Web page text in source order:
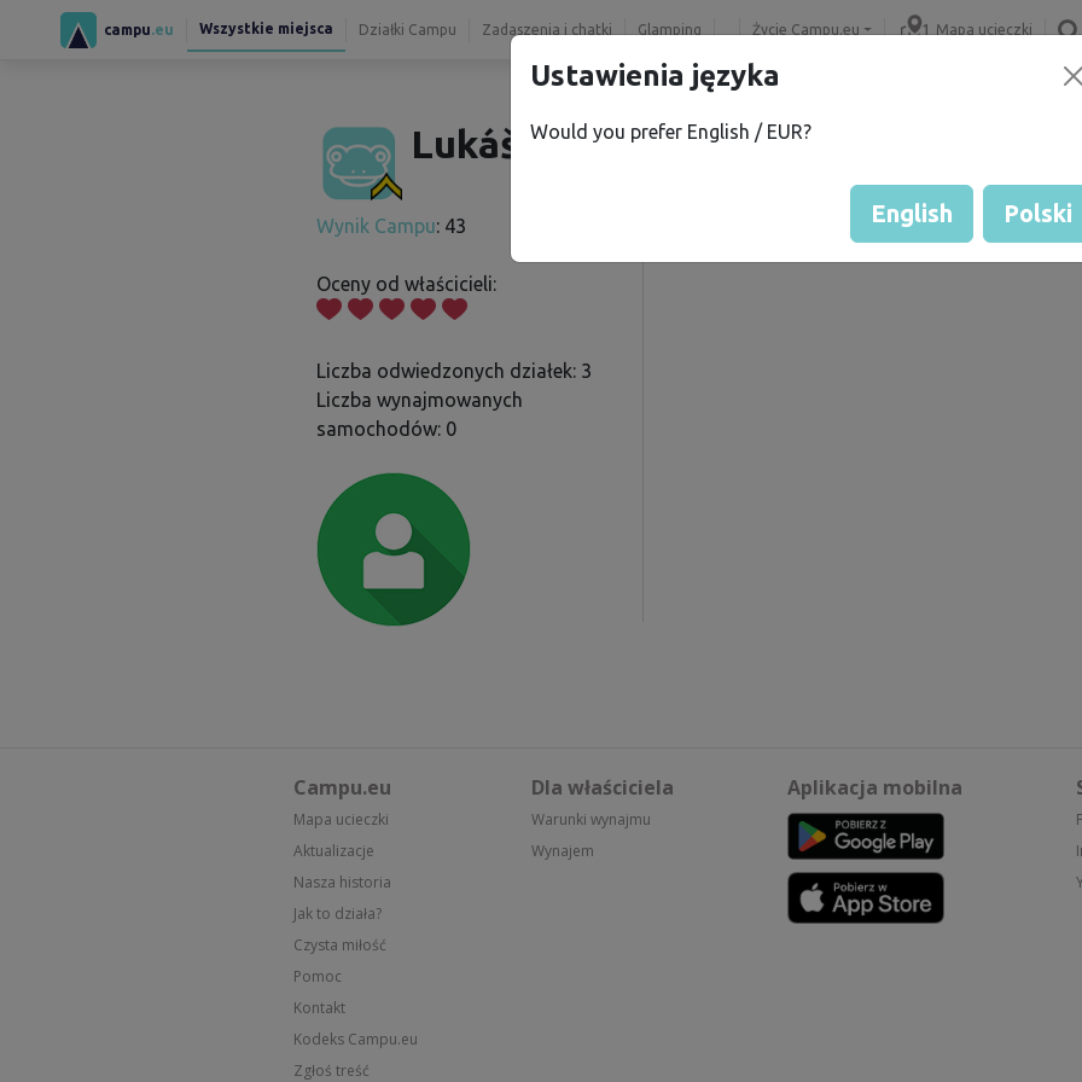
campu .eu Wszystkie miejsca Działki Campu Zadaszenia i chatki Glamping Życie Campu.eu Mapa ucieczki
Lukáš V.
Wynik Campu: 43
Oceny od właścicieli:
Liczba odwiedzonych działek: 3
Liczba wynajmowanych
samochodów: 0
Campu.eu
Mapa ucieczki
Aktualizacje
Nasza historia
Jak to działa?
Czysta miłość
Pomoc
Kontakt
Kodeks Campu.eu
Zgłoś treść
Dla właściciela
Warunki wynajmu
Wynajem
Aplikacja mobilna
Ustawienia języka
Would you prefer English / EUR?
English Polski